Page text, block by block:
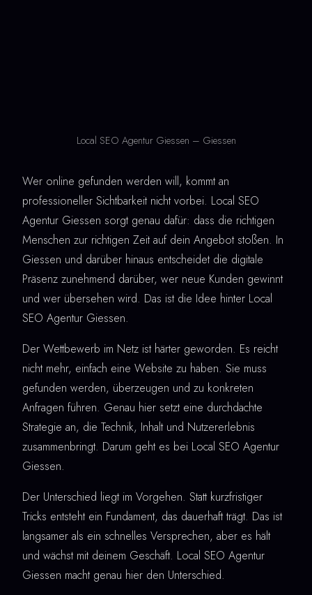
Local SEO Agentur Giessen – Giessen
Wer online gefunden werden will, kommt an
professioneller Sichtbarkeit nicht vorbei. Local SEO
Agentur Giessen sorgt genau dafür: dass die richtigen
Menschen zur richtigen Zeit auf dein Angebot stoßen. In
Giessen und darüber hinaus entscheidet die digitale
Präsenz zunehmend darüber, wer neue Kunden gewinnt
und wer übersehen wird. Das ist die Idee hinter Local
SEO Agentur Giessen.
Der Wettbewerb im Netz ist härter geworden. Es reicht
nicht mehr, einfach eine Website zu haben. Sie muss
gefunden werden, überzeugen und zu konkreten
Anfragen führen. Genau hier setzt eine durchdachte
Strategie an, die Technik, Inhalt und Nutzererlebnis
zusammenbringt. Darum geht es bei Local SEO Agentur
Giessen.
Der Unterschied liegt im Vorgehen. Statt kurzfristiger
Tricks entsteht ein Fundament, das dauerhaft trägt. Das ist
langsamer als ein schnelles Versprechen, aber es hält
und wächst mit deinem Geschäft. Local SEO Agentur
Giessen macht genau hier den Unterschied.